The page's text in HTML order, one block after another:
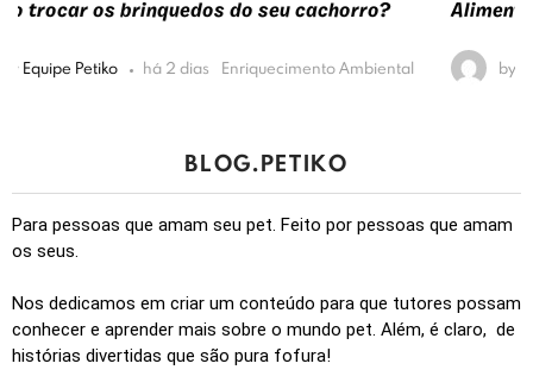
Alimento úmido para gatos: quais as vantagens?
byEquipe Petiko há 16 dias Alimentação
BLOG.PETIKO
Para pessoas que amam seu pet. Feito por pessoas que amam
os seus.
Nos dedicamos em criar um conteúdo para que tutores possam
conhecer e aprender mais sobre o mundo pet. Além, é claro, de
histórias divertidas que são pura fofura!